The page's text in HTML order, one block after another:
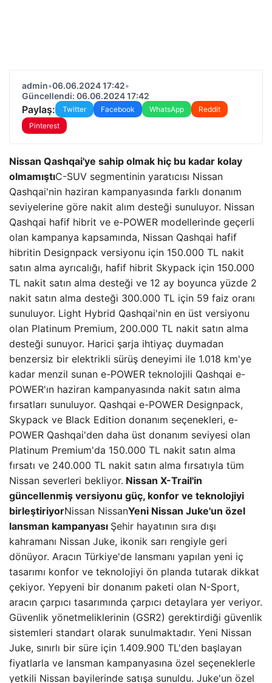
admin•06.06.2024 17:42•
Güncellendi: 06.06.2024 17:42
Paylaş: Twitter Facebook WhatsApp
Reddit
Pinterest
Nissan Qashqai'ye sahip olmak hiç bu kadar kolay
olmamıştıC-SUV segmentinin yaratıcısı Nissan
Qashqai'nin haziran kampanyasında farklı donanım
seviyelerine göre nakit alım desteği sunuluyor. Nissan
Qashqai hafif hibrit ve e-POWER modellerinde geçerli
olan kampanya kapsamında, Nissan Qashqai hafif
hibritin Designpack versiyonu için 150.000 TL nakit
satın alma ayrıcalığı, hafif hibrit Skypack için 150.000
TL nakit satın alma desteği ve 12 ay boyunca yüzde 2
nakit satın alma desteği 300.000 TL için 59 faiz oranı
sunuluyor. Light Hybrid Qashqai'nin en üst versiyonu
olan Platinum Premium, 200.000 TL nakit satın alma
desteği sunuyor. Harici şarja ihtiyaç duymadan
benzersiz bir elektrikli sürüş deneyimi ile 1.018 km'ye
kadar menzil sunan e-POWER teknolojili Qashqai e-
POWER'ın haziran kampanyasında nakit satın alma
fırsatları sunuluyor. Qashqai e-POWER Designpack,
Skypack ve Black Edition donanım seçenekleri, e-
POWER Qashqai'den daha üst donanım seviyesi olan
Platinum Premium'da 150.000 TL nakit satın alma
fırsatı ve 240.000 TL nakit satın alma fırsatıyla tüm
Nissan severleri bekliyor. Nissan X-Trail'in
güncellenmiş versiyonu güç, konfor ve teknolojiyi
birleştiriyorNissan NissanYeni Nissan Juke'un özel
lansman kampanyası Şehir hayatının sıra dışı
kahramanı Nissan Juke, ikonik sarı rengiyle geri
dönüyor. Aracın Türkiye'de lansmanı yapılan yeni iç
tasarımı konfor ve teknolojiyi ön planda tutarak dikkat
çekiyor. Yepyeni bir donanım paketi olan N-Sport,
aracın çarpıcı tasarımında çarpıcı detaylara yer veriyor.
Güvenlik yönetmeliklerinin (GSR2) gerektirdiği güvenlik
sistemleri standart olarak sunulmaktadır. Yeni Nissan
Juke, sınırlı bir süre için 1.409.900 TL'den başlayan
fiyatlarla ve lansman kampanyasına özel seçeneklerle
yetkili Nissan bayilerinde satışa sunuldu. Juke'un özel